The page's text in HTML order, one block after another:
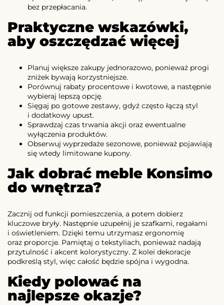
bez przepłacania.
Praktyczne wskazówki,
aby oszczędzać więcej
Planuj większe zakupy jednorazowo, ponieważ progi
zniżek bywają korzystniejsze.
Porównuj rabaty procentowe i kwotowe, a następnie
wybieraj lepszą opcję.
Sięgaj po gotowe zestawy, gdyż często łączą styl
i dodatkowy upust.
Sprawdzaj czas trwania akcji oraz ewentualne
wyłączenia produktów.
Obserwuj wyprzedaże sezonowe, ponieważ pojawiają
się wtedy limitowane kupony.
Jak dobrać meble Konsimo
do wnętrza?
Zacznij od funkcji pomieszczenia, a potem dobierz
kluczowe bryły. Następnie uzupełnij je szafkami, regałami
i oświetleniem. Dzięki temu utrzymasz ergonomię
oraz proporcje. Pamiętaj o tekstyliach, ponieważ nadają
przytulność i akcent kolorystyczny. Z kolei dekoracje
podkreślą styl, więc całość będzie spójna i wygodna.
Kiedy polować na
najlepsze okazje?